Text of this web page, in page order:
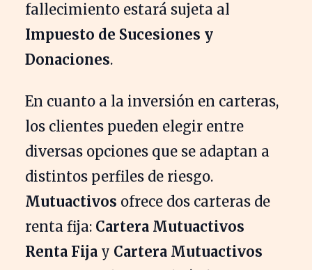
fallecimiento estará sujeta al
Impuesto de Sucesiones y
Donaciones.
En cuanto a la inversión en carteras,
los clientes pueden elegir entre
diversas opciones que se adaptan a
distintos perfiles de riesgo.
Mutuactivos ofrece dos carteras de
renta fija: Cartera Mutuactivos
Renta Fija y Cartera Mutuactivos